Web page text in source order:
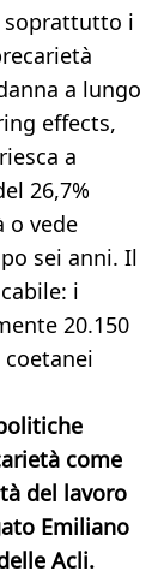
soprattutto i
a lungo
effects,
a
26,7%
o vede
sei anni. Il
i
20.150
come
del lavoro
Emiliano
Acli.